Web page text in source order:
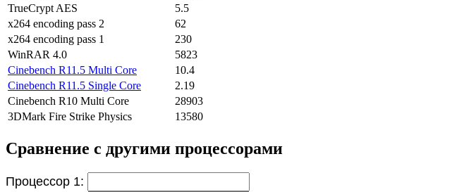
TrueCrypt AES
5.5
x264 encoding pass 2
62
x264 encoding pass 1
230
WinRAR 4.0
5823
Cinebench R11.5 Multi Core
10.4
Cinebench R11.5 Single Core
2.19
Cinebench R10 Multi Core
28903
3DMark Fire Strike Physics
13580
Сравнение с другими процессорами
Процессор 1: